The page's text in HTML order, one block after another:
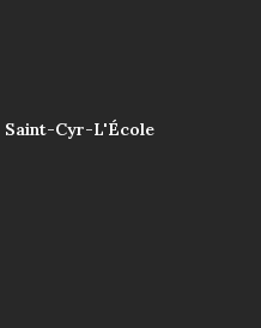
Saint-Cyr-L'École